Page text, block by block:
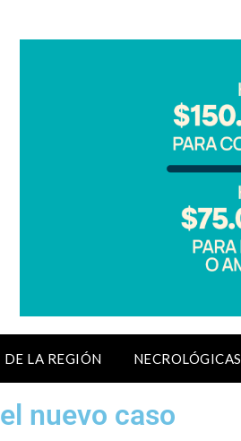
DE LA REGIÓN NECROLÓGICAS
nuevo caso